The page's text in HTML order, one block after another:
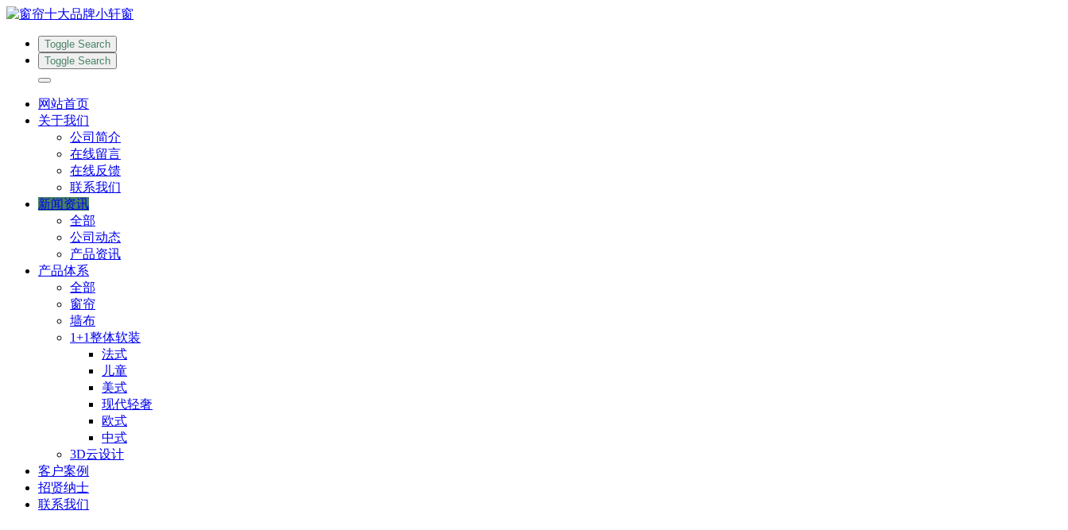
Toggle Search
Toggle Search
网站首页
关于我们
公司简介
在线留言
在线反馈
联系我们
新闻资讯
全部
公司动态
产品资讯
产品体系
全部
窗帘
墙布
1+1整体软装
法式
儿童
美式
现代轻奢
欧式
中式
3D云设计
客户案例
招贤纳士
联系我们